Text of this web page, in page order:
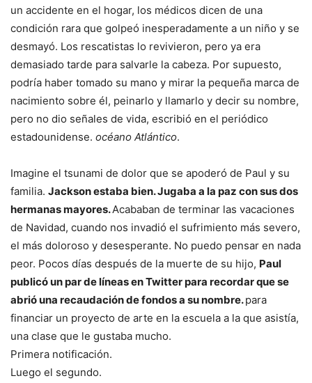
un accidente en el hogar, los médicos dicen de una
condición rara que golpeó inesperadamente a un niño y se
desmayó. Los rescatistas lo revivieron, pero ya era
demasiado tarde para salvarle la cabeza. Por supuesto,
podría haber tomado su mano y mirar la pequeña marca de
nacimiento sobre él, peinarlo y llamarlo y decir su nombre,
pero no dio señales de vida, escribió en el periódico
estadounidense. océano Atlántico.
Imagine el tsunami de dolor que se apoderó de Paul y su
familia. Jackson estaba bien. Jugaba a la paz con sus dos
hermanas mayores.Acababan de terminar las vacaciones
de Navidad, cuando nos invadió el sufrimiento más severo,
el más doloroso y desesperante. No puedo pensar en nada
peor. Pocos días después de la muerte de su hijo, Paul
publicó un par de líneas en Twitter para recordar que se
abrió una recaudación de fondos a su nombre.para
financiar un proyecto de arte en la escuela a la que asistía,
una clase que le gustaba mucho.
Primera notificación.
Luego el segundo.